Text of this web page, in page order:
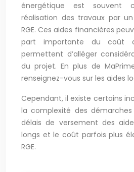
énergétique est souvent
réalisation des travaux par
RGE. Ces aides financières
part importante du coût
permettent d’alléger
du projet. En plus de
renseignez-vous sur les aides
Cependant, il existe certains
la complexité des démarches
délais de versement des
longs et le coût parfois plus
RGE.